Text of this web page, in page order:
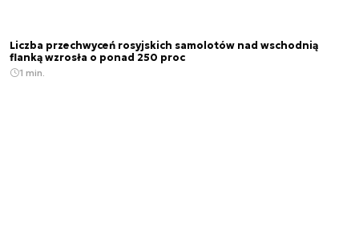
Liczba przechwyceń rosyjskich samolotów nad wschodnią
flanką wzrosła o ponad 250 proc
1 min.